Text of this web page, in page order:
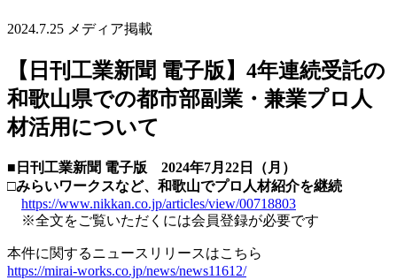
2024.7.25 メディア掲載
【日刊工業新聞 電子版】4年連続受託の
和歌山県での都市部副業・兼業プロ人
材活用について
■日刊工業新聞 電子版 2024年7月22日（月）
□みらいワークスなど、和歌山でプロ人材紹介を継続
https://www.nikkan.co.jp/articles/view/00718803
※全文をご覧いただくには会員登録が必要です
本件に関するニュースリリースはこちら
https://mirai-works.co.jp/news/news11612/